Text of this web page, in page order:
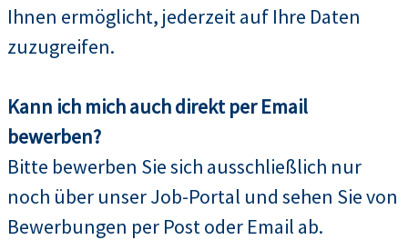
Ihnen ermöglicht, jederzeit auf Ihre Daten
zuzugreifen.
Kann ich mich auch direkt per Email
bewerben?
Bitte bewerben Sie sich ausschließlich nur
noch über unser Job-Portal und sehen Sie von
Bewerbungen per Post oder Email ab.